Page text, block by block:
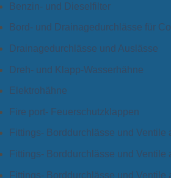
Benzin- und Dieselfilter
Bord- und Drainagedurchlässe für
Drainagedurchlässe und Auslässe
Dreh- und Klapp-Wasserhähne
Elektrohähne
Fire port- Feuerschutzklappen
Fittings- Borddurchlässe und Ventile
Fittings- Borddurchlässe und Ventile
Fittings- Borddurchlässe und Ventile